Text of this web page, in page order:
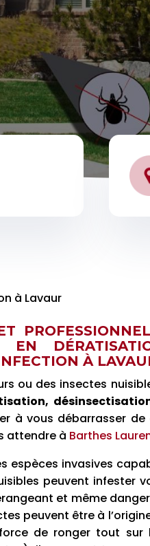
à Lavaur
À
ou des insectes
à vous débarrasser de
attendre à Barthes
espèces invasives
peuvent infester
et même
peuvent être à
de ronger tout sur